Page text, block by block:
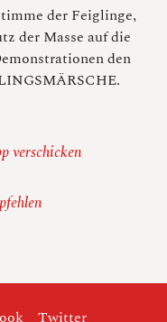
der Feiglinge,
der Masse auf die
den
verschicken
Twitter